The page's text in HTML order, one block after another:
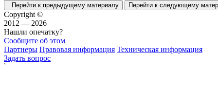
Перейти к предыдущему материалу Перейти к следующему
Copyright ©
2012 — 2026
Нашли опечатку?
Сообщите об этом
Партнеры Правовая информация Техническая информация
Задать вопрос